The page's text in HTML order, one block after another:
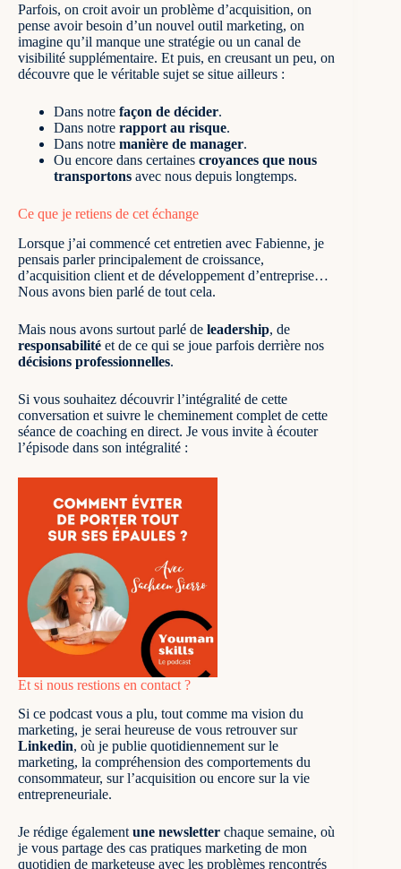
Parfois, on croit avoir un problème d’acquisition, on
pense avoir besoin d’un nouvel outil marketing, on
imagine qu’il manque une stratégie ou un canal de
visibilité supplémentaire. Et puis, en creusant un peu, on
découvre que le véritable sujet se situe ailleurs :
Dans notre façon de décider.
Dans notre rapport au risque.
Dans notre manière de manager.
Ou encore dans certaines croyances que nous
transportons avec nous depuis longtemps.
Ce que je retiens de cet échange
Lorsque j’ai commencé cet entretien avec Fabienne, je
pensais parler principalement de croissance,
d’acquisition client et de développement d’entreprise…
Nous avons bien parlé de tout cela.
Mais nous avons surtout parlé de leadership, de
responsabilité et de ce qui se joue parfois derrière nos
décisions professionnelles.
Si vous souhaitez découvrir l’intégralité de cette
conversation et suivre le cheminement complet de cette
séance de coaching en direct. Je vous invite à écouter
l’épisode dans son intégralité :
Et si nous restions en contact ?
Si ce podcast vous a plu, tout comme ma vision du
marketing, je serai heureuse de vous retrouver sur
Linkedin, où je publie quotidiennement sur le
marketing, la compréhension des comportements du
consommateur, sur l’acquisition ou encore sur la vie
entrepreneuriale.
Je rédige égalementune newsletter chaque semaine, où
je vous partage des cas pratiques marketing de mon
quotidien de marketeuse avec les problèmes rencontrés